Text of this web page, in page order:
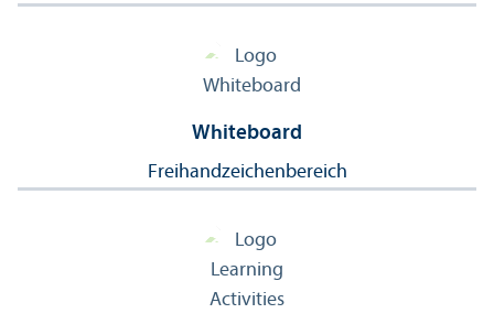
Whiteboard
Freihandzeichen­bereich